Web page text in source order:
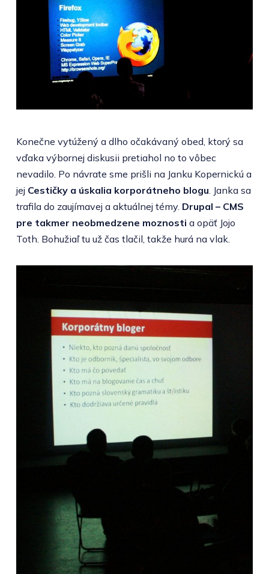
Konečne vytúžený a dlho očakávaný obed, ktorý sa
vďaka výbornej diskusii pretiahol no to vôbec
nevadilo. Po návrate sme prišli na Janku Kopernickú a
jej Cestičky a úskalia korporátneho blogu . Janka sa
trafila do zaujímavej a aktuálnej témy. Drupal – CMS
pre takmer neobmedzene moznosti a opäť Jojo
Toth. Bohužiaľ tu už čas tlačil, takže hurá na vlak.